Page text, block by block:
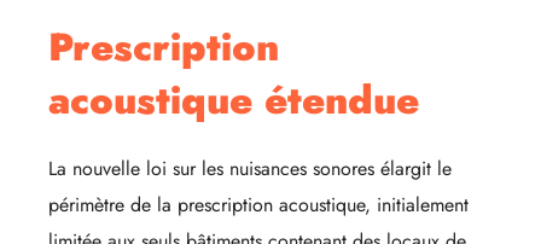
Prescription
acoustique étendue
La nouvelle loi sur les nuisances sonores élargit le
périmètre de la prescription acoustique, initialement